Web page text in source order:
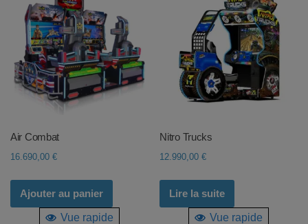
Air Combat
16.690,00 €
Ajouter au panier
Vue rapide
Nitro Trucks
12.990,00€
Lire la suite
Vue rapide